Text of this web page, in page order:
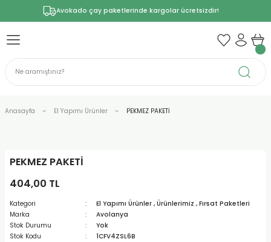
Avokado çay paketlerinde kargolar ücretsizdir!
Anasayfa El Yapımı Ürünler PEKMEZ PAKETİ
PEKMEZ PAKETİ
404,00 TL
Kategori El Yapımı Ürünler , Ürünlerimiz , Fırsat Paketleri
Marka
Avolanya
Stok Durumu
Yok
Stok Kodu
1CFV4ZSL6B